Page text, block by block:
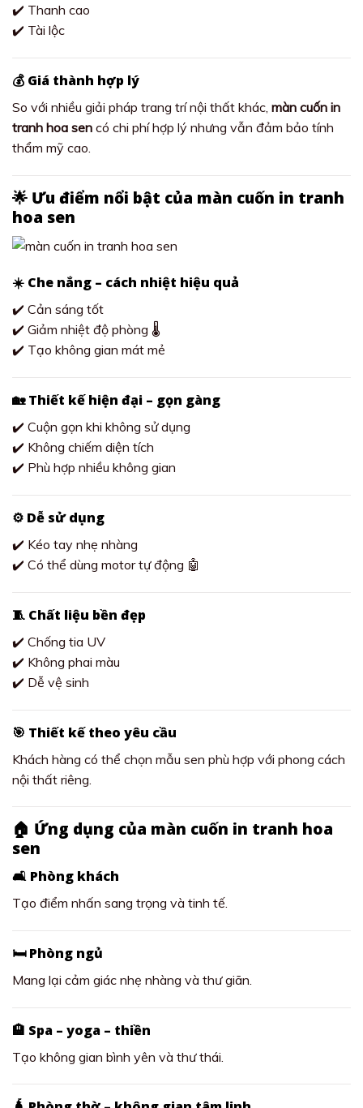
✔️ Thanh cao
✔️ Tài lộc
💰 Giá thành hợp lý
So với nhiều giải pháp trang trí nội thất khác, màn cuốn in
tranh hoa sen có chi phí hợp lý nhưng vẫn đảm bảo tính
thẩm mỹ cao.
🌟 Ưu điểm nổi bật của màn cuốn in tranh
hoa sen
☀️ Che nắng – cách nhiệt hiệu quả
✔️ Cản sáng tốt
✔️ Giảm nhiệt độ phòng 🌡️
✔️ Tạo không gian mát mẻ
🏡 Thiết kế hiện đại – gọn gàng
✔️ Cuộn gọn khi không sử dụng
✔️ Không chiếm diện tích
✔️ Phù hợp nhiều không gian
⚙️ Dễ sử dụng
✔️ Kéo tay nhẹ nhàng
✔️ Có thể dùng motor tự động 🤖
🧵 Chất liệu bền đẹp
✔️ Chống tia UV
✔️ Không phai màu
✔️ Dễ vệ sinh
🎯 Thiết kế theo yêu cầu
Khách hàng có thể chọn mẫu sen phù hợp với phong cách
nội thất riêng.
🏠 Ứng dụng của màn cuốn in tranh hoa
sen
🛋️ Phòng khách
Tạo điểm nhấn sang trọng và tinh tế.
🛏️ Phòng ngủ
Mang lại cảm giác nhẹ nhàng và thư giãn.
🏨 Spa – yoga – thiền
Tạo không gian bình yên và thư thái.